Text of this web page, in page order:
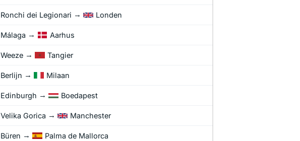
Ronchi dei Legionari → Londen
Málaga → Aarhus
Weeze → Tangier
Berlijn → Milaan
Edinburgh → Boedapest
Velika Gorica → Manchester
Büren → Palma de Mallorca